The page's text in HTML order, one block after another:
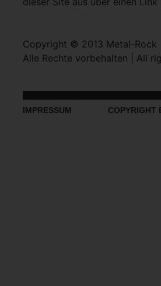
Copyright © 2013 Metal-Rock
Alle Rechte vorbehalten | All
IMPRESSUM COPYRIGHT